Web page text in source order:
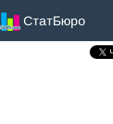
СтатБюро